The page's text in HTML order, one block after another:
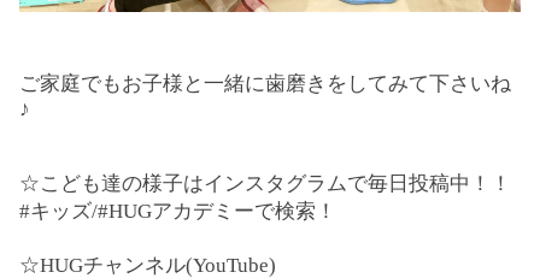
ご家庭でもお子様と一緒に歯磨きをしてみて下さいね
♪
☆こども達の様子はインスタグラムで毎日投稿中！！
#キッズ/#HUGアカデミーで検索！
☆HUGチャンネル(YouTube)